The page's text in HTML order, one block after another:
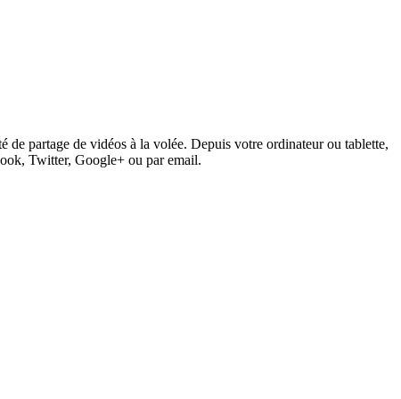
partage de vidéos à la volée. Depuis votre ordinateur ou tablette,
Twitter, Google+ ou par email.